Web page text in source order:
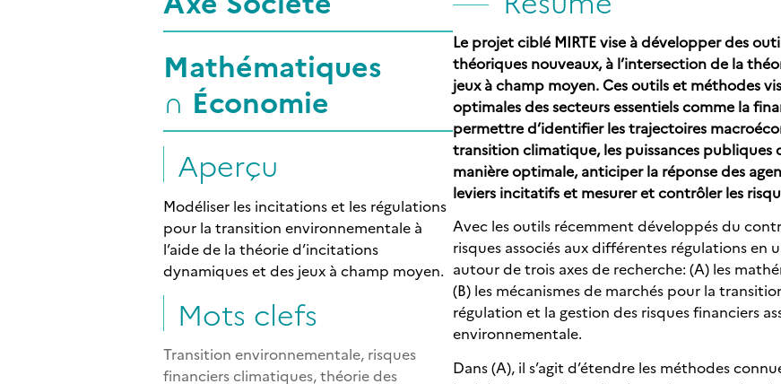
Mathématiques
∩ Économie
Aperçu
Modéliser les incitations et les régulations
pour la transition environnementale à
l’aide de la théorie d’incitations
dynamiques et des jeux à champ moyen.
Mots clefs
Transition environnementale, risques
financiers climatiques, théorie des
Le projet ciblé MIRTE vise à développer des
théoriques nouveaux, à l’intersection de la
jeux à champ moyen. Ces outils et méthodes
optimales des secteurs essentiels comme la
permettre d’identifier les trajectoires
transition climatique, les puissances publiques
manière optimale, anticiper la réponse des
leviers incitatifs et mesurer et contrôler les
Avec les outils récemment développés du
risques associés aux différentes régulations en
autour de trois axes de recherche: (A) les
(B) les mécanismes de marchés pour la
régulation et la gestion des risques financiers
environnementale.
Dans (A), il s’agit d’étendre les méthodes